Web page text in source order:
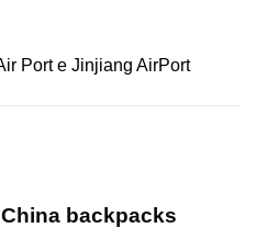
Port e Jinjiang AirPort
backpacks